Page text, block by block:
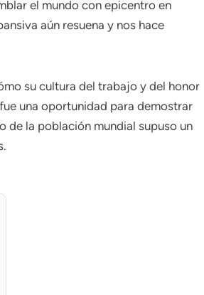
el mundo con epicentro en
aún resuena y nos hace
su cultura del trabajo y del honor
una oportunidad para demostrar
de la población mundial supuso un